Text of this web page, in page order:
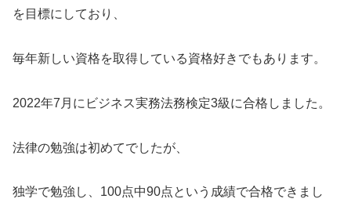
を目標にしており、
毎年新しい資格を取得している資格好きでもあります。
2022年7月にビジネス実務法務検定3級に合格しました。
法律の勉強は初めてでしたが、
独学で勉強し、100点中90点という成績で合格できまし